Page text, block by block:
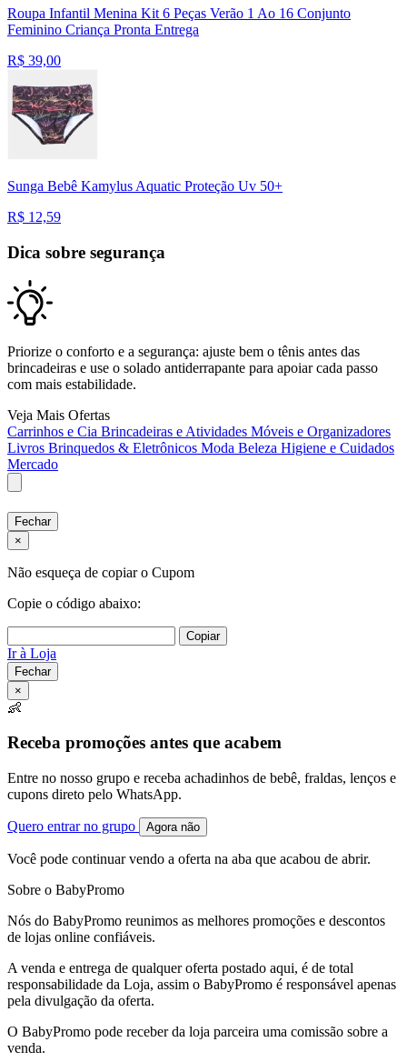
Roupa Infantil Menina Kit 6 Peças Verão 1 Ao 16 Conjunto
Feminino Criança Pronta Entrega
R$ 39,00
Sunga Bebê Kamylus Aquatic Proteção Uv 50+
R$ 12,59
Dica sobre segurança
Priorize o conforto e a segurança: ajuste bem o tênis antes das
brincadeiras e use o solado antiderrapante para apoiar cada passo
com mais estabilidade.
Veja Mais Ofertas
Carrinhos e Cia Brincadeiras e Atividades Móveis e Organizadores
Livros Brinquedos & Eletrônicos Moda Beleza Higiene e Cuidados
Mercado
Fechar
×
Não esqueça de copiar o Cupom
Copie o código abaixo:
Copiar
Ir à Loja
Fechar
×
👶
Receba promoções antes que acabem
Entre no nosso grupo e receba achadinhos de bebê, fraldas, lenços e
cupons direto pelo WhatsApp.
Quero entrar no grupo Agora não
Você pode continuar vendo a oferta na aba que acabou de abrir.
Sobre o BabyPromo
Nós do BabyPromo reunimos as melhores promoções e descontos
de lojas online confiáveis.
A venda e entrega de qualquer oferta postado aqui, é de total
responsabilidade da Loja, assim o BabyPromo é responsável apenas
pela divulgação da oferta.
O BabyPromo pode receber da loja parceira uma comissão sobre a
venda.